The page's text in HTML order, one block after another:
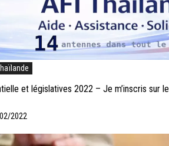
et législatives 2022 – Je m’inscris sur
2022